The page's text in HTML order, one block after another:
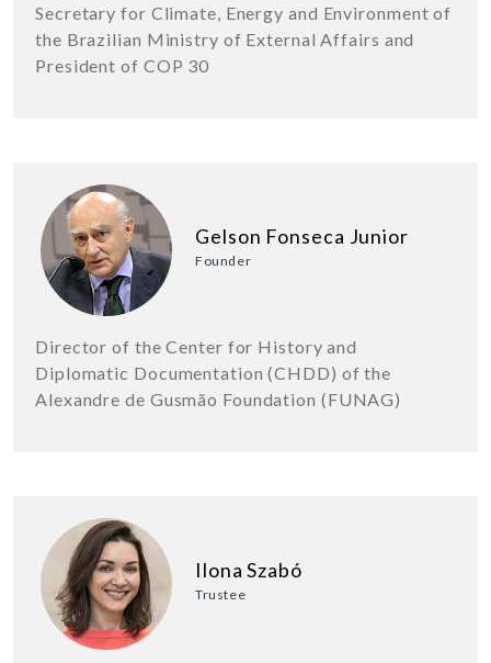
Secretary for Climate, Energy and Environment of
the Brazilian Ministry of External Affairs and
President of COP 30
Gelson Fonseca Junior
Founder
Director of the Center for History and
Diplomatic Documentation (CHDD) of the
Alexandre de Gusmão Foundation (FUNAG)
Ilona Szabó
Trustee